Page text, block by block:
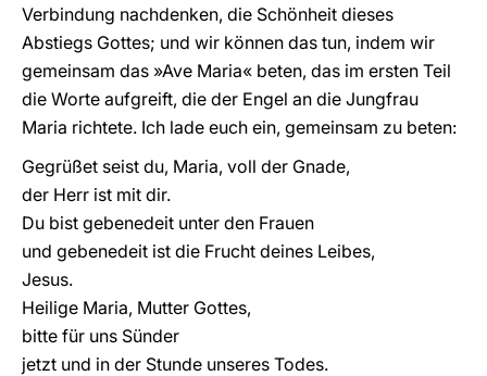
Verbindung nachdenken, die Schönheit dieses
Abstiegs Gottes; und wir können das tun, indem wir
gemeinsam das »Ave Maria« beten, das im ersten Teil
die Worte aufgreift, die der Engel an die Jungfrau
Maria richtete. Ich lade euch ein, gemeinsam zu beten:
Gegrüßet seist du, Maria, voll der Gnade,
der Herr ist mit dir.
Du bist gebenedeit unter den Frauen
und gebenedeit ist die Frucht deines Leibes,
Jesus.
Heilige Maria, Mutter Gottes,
bitte für uns Sünder
jetzt und in der Stunde unseres Todes.